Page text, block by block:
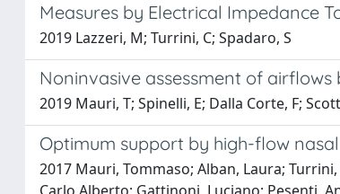
Measures by Electrical Impedance
2019 Lazzeri, M; Turrini, C; Spadaro, S
Noninvasive assessment of
2019 Mauri, T; Spinelli, E; Dalla Corte, F;
Optimum support by high-flow
2017 Mauri, Tommaso; Alban, Laura;